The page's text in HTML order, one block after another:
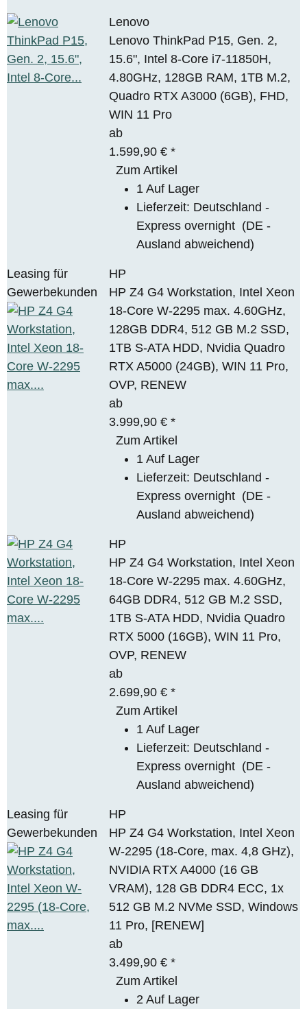
Lenovo
Lenovo ThinkPad P15, Gen. 2,
15.6", Intel 8-Core i7-11850H,
4.80GHz, 128GB RAM, 1TB M.2,
Quadro RTX A3000 (6GB), FHD,
WIN 11 Pro
ab
1.599,90 €*
Zum Artikel
1 Auf Lager
Lieferzeit: Deutschland -
Express overnight (DE -
Ausland abweichend)
Leasing für
Gewerbekunden
HP
HP Z4 G4 Workstation, Intel Xeon
18-Core W-2295 max. 4.60GHz,
128GB DDR4, 512 GB M.2 SSD,
1TB S-ATA HDD, Nvidia Quadro
RTX A5000 (24GB), WIN 11 Pro,
OVP, RENEW
ab
3.999,90 €*
Zum Artikel
1 Auf Lager
Lieferzeit: Deutschland -
Express overnight (DE -
Ausland abweichend)
HP
HP Z4 G4 Workstation, Intel Xeon
18-Core W-2295 max. 4.60GHz,
64GB DDR4, 512 GB M.2 SSD,
1TB S-ATA HDD, Nvidia Quadro
RTX 5000 (16GB), WIN 11 Pro,
OVP, RENEW
ab
2.699,90 €*
Zum Artikel
1 Auf Lager
Lieferzeit: Deutschland -
Express overnight (DE -
Ausland abweichend)
Leasing für
Gewerbekunden
HP
HP Z4 G4 Workstation, Intel Xeon
W-2295 (18-Core, max. 4,8 GHz),
NVIDIA RTX A4000 (16 GB
VRAM), 128 GB DDR4 ECC, 1x
512 GB M.2 NVMe SSD, Windows
11 Pro, [RENEW]
ab
3.499,90 €*
Zum Artikel
2 Auf Lager